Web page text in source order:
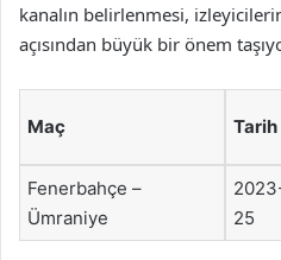
kanalın belirlenmesi,
açısından büyük bir önem
Maç Tarih
Fenerbahçe –
Ümraniye
25